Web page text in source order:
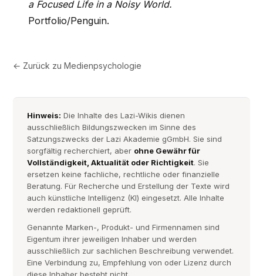
a Focused Life in a Noisy World.
Portfolio/Penguin.
← Zurück zuMedienpsychologie
Hinweis: Die Inhalte des Lazi-Wikis dienen
ausschließlich Bildungszwecken im Sinne des
Satzungszwecks der Lazi Akademie gGmbH. Sie sind
sorgfältig recherchiert, aber ohne Gewähr für
Vollständigkeit, Aktualität oder Richtigkeit. Sie
ersetzen keine fachliche, rechtliche oder finanzielle
Beratung. Für Recherche und Erstellung der Texte wird
auch künstliche Intelligenz (KI) eingesetzt. Alle Inhalte
werden redaktionell geprüft.
Genannte Marken-, Produkt- und Firmennamen sind
Eigentum ihrer jeweiligen Inhaber und werden
ausschließlich zur sachlichen Beschreibung verwendet.
Eine Verbindung zu, Empfehlung von oder Lizenz durch